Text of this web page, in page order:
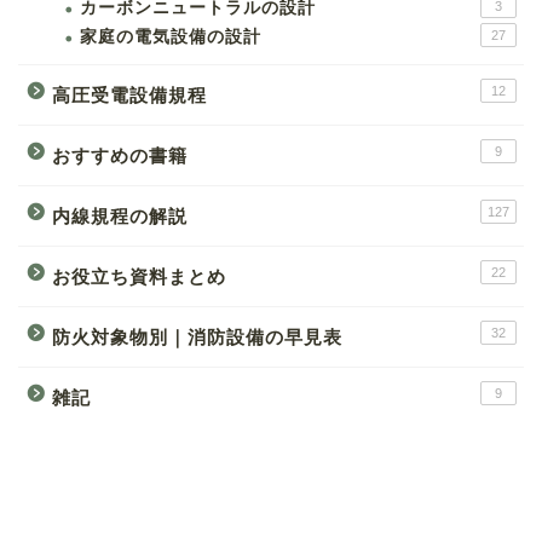
カーボンニュートラルの設計 3
家庭の電気設備の設計 27
高圧受電設備規程 12
おすすめの書籍 9
内線規程の解説 127
お役立ち資料まとめ 22
防火対象物別｜消防設備の早見表 32
雑記 9